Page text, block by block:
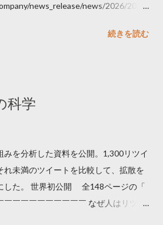
news_release/news/2026/2026
続きを読む
科学
みを分析した資料を公開。1,300リツイ
れ未満のツイートを比較して、拡散を
した。 世界初公開 全148ページの「
￣￣￣￣￣￣￣￣￣￣ なぜ人はリツイ